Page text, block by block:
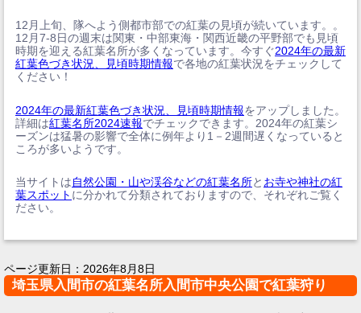
12月上旬、隊へよう側都市部での紅葉の見頃が続いています。。
12月7-8日の週末は関東・中部東海・関西近畿の平野部でも見頃
時期を迎える紅葉名所が多くなっています。今すぐ2024年の最新
紅葉色づき状況、見頃時期情報で各地の紅葉状況をチェックして
ください！
2024年の最新紅葉色づき状況、見頃時期情報をアップしました。
詳細は紅葉名所2024速報でチェックできます。2024年の紅葉シ
ーズンは猛暑の影響で全体に例年より1－2週間遅くなっていると
ころが多いようです。
当サイトは自然公園・山や渓谷などの紅葉名所と お寺や神社の紅
葉スポット に分かれて分類されておりますので、それぞれご覧く
ださい。
ページ更新日： 2026年8月8日
埼玉県入間市の紅葉名所入間市中央公園で紅葉狩り